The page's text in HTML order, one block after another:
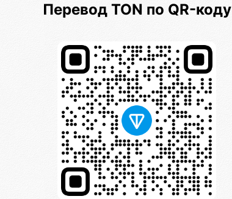
Перевод TON по QR-коду